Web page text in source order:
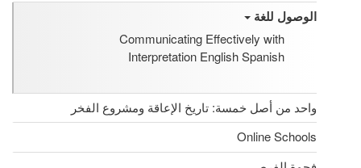
الوصول للغة
Communicating Effectively with
Interpretation English Spanish
واحد من أصل خمسة: تاريخ الإعاقة ومشروع الفخر
Online Schools